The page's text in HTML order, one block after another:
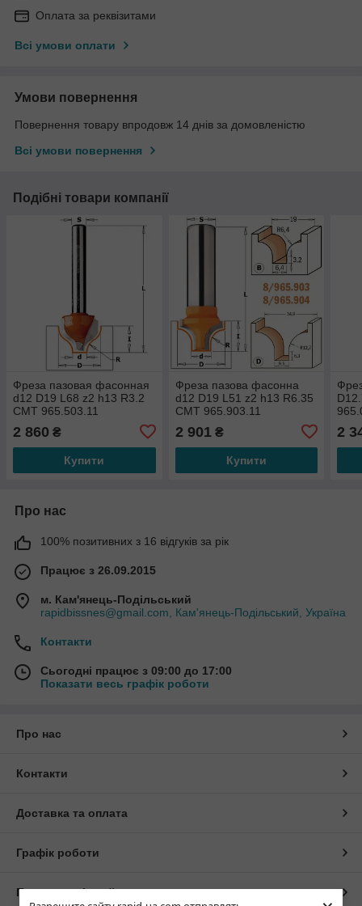
Оплата за реквізитами
Всі умови оплати
Умови повернення
Повернення товару впродовж 14 днів за домовленістю
Всі умови повернення
Подібні товари компанії
Фреза пазовая фасонная
d12 D19 L68 z2 h13 R3.2
СМТ 965.503.11
2 860 ₴
Купити
Фреза пазова фасонна
d12 D19 L51 z2 h13 R6.35
СМТ 965.903.11
2 901₴
Купити
2
Про нас
100% позитивних з 16 відгуків за рік
Працює з 26.09.2015
м. Кам'янець-Подільський
rapidbissnes@gmail.com, Кам'янець-Подільський, Україна
Контакти
Сьогодні працює з 09:00 до 17:00
Показати весь графік роботи
Про нас
Контакти
Доставка та оплата
Графік роботи
Повна версія сайту